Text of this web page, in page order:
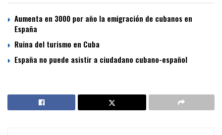
Aumenta en 3000 por año la emigración de cubanos en
España
Ruina del turismo en Cuba
España no puede asistir a ciudadano cubano-español